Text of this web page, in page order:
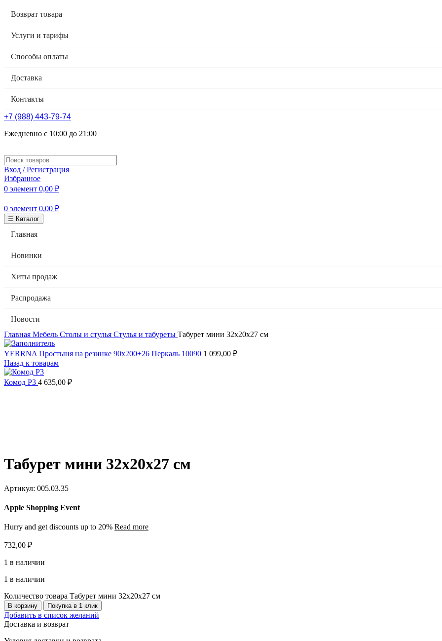
Возврат товара
Услуги и тарифы
Способы оплаты
Доставка
Контакты
+7 (988) 443-79-74
Ежедневно с 10:00 до 21:00
Вход / Регистрация
Избранное
0 элемент 0,00 ₽
0 элемент 0,00 ₽
☰ Каталог
Главная
Новинки
Хиты продаж
Распродажа
Новости
Главная Мебель Столы и стулья Стулья и табуреты Табурет мини 32х20х27 см
YERRNA Простыня на резинке 90х200+26 Перкаль 10090 1 099,00 ₽
Назад к товарам
Комод Р3 4 635,00 ₽
Табурет мини 32х20х27 см
Артикул: 005.03.35
Apple Shopping Event
Hurry and get discounts up to 20% Read more
732,00 ₽
1 в наличии
1 в наличии
Количество товара Табурет мини 32х20х27 см
В корзину Покупка в 1 клик
Добавить в список желаний
Доставка и возврат